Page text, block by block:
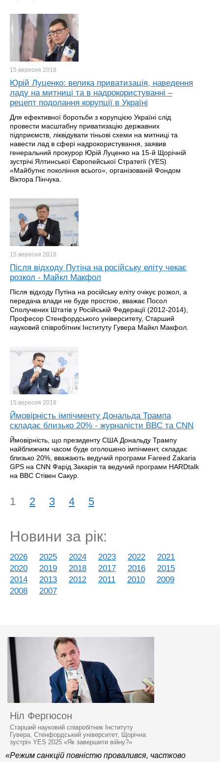
15 вересня 2018
Юрій Луценко: велика приватизація, наведення
ладу на митниці та в надрокористуванні –
рецепт подолання корупції в Україні
Для ефективної боротьби з корупцією Україні слід
провести масштабну приватизацію державних
підприємств, ліквідувати тіньові схеми на митниці та
навести лад в сфері надрокористування, заявив
генеральний прокурор Юрій Луценко на 15-й Щорічній
зустрічі Ялтинської Європейської Стратегії (YES)
«Майбутнє покоління всього», організованій Фондом
Віктора Пінчука.
15 вересня 2018
Після відходу Путіна на російську еліту чекає
розкол - Майкл Макфол
Після відходу Путіна на російську еліту очікує розкол, а
передача влади не буде простою, вважає Посол
Сполучених Штатів у Російській Федерації (2012-2014),
Професор Стенфордського університету, Старший
науковий співробітник Інституту Гувера Майкл Макфол.
15 вересня 2018
Ймовірність імпічменту Дональда Трампа
складає близько 20% - журналісти BBC та CNN
Ймовірність, що президенту США Дональду Трампу
найближчим часом буде оголошено імпічмент, складає
близько 20%, вважають ведучий програми Fareed Zakaria
GPS на CNN Фарід Закарія та ведучий програми HARDtalk
на BBC Стівен Сакур.
1 2 3 4 5
Новини за рік:
2026 2025 2024 2023 2022
2021
2020
2019 2018 2017 2016
2015
2014
2013 2012 2011 2010
2009
2008
2007
Ніл Фергюсон
Старший науковий співробітник Інституту
Гувера, Стенфордський університет, Щорічна
зустріч YES 2025 «Як завершити війну?»
«Режим санкцій повністю провалився, частково